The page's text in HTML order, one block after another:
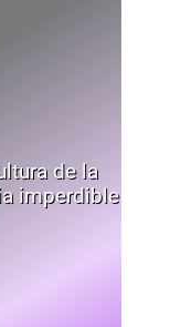
de la
imperdible